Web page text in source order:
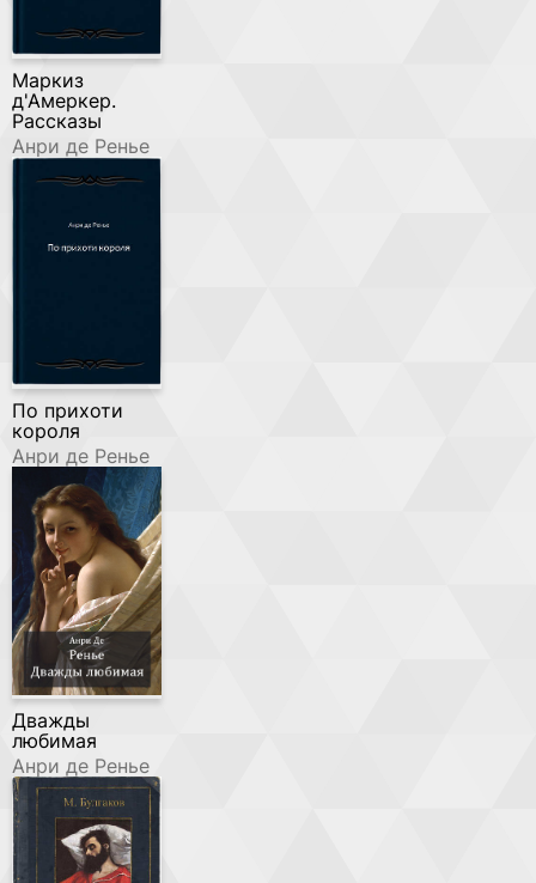
Маркиз
д'Амеркер.
Рассказы
Анри де Ренье
По прихоти
короля
Анри де Ренье
Дважды
любимая
Анри де Ренье